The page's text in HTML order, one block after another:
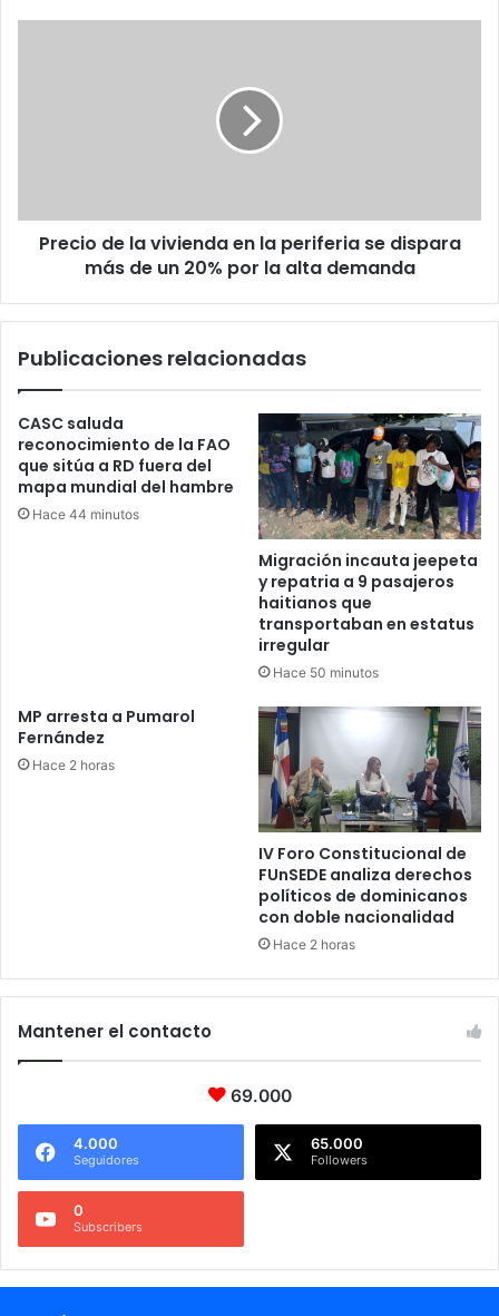
dispara
más
la
Precio de la vivienda en la periferia se dispara
más de un 20% por la alta demanda
Publicaciones relacionadas
CASC saluda
reconocimiento de la FAO
que sitúa a RD fuera del
mapa mundial del hambre
Hace 44 minutos
Migración incauta jeepeta
y repatria a 9 pasajeros
haitianos que
transportaban en estatus
irregular
Hace 50 minutos
MP arresta a Pumarol
Fernández
Hace 2 horas
IV Foro Constitucional de
FUnSEDE analiza derechos
políticos de dominicanos
con doble nacionalidad
Hace 2 horas
Mantener el contacto
69.000
4.000
Seguidores
65.000
Followers
0
Subscribers